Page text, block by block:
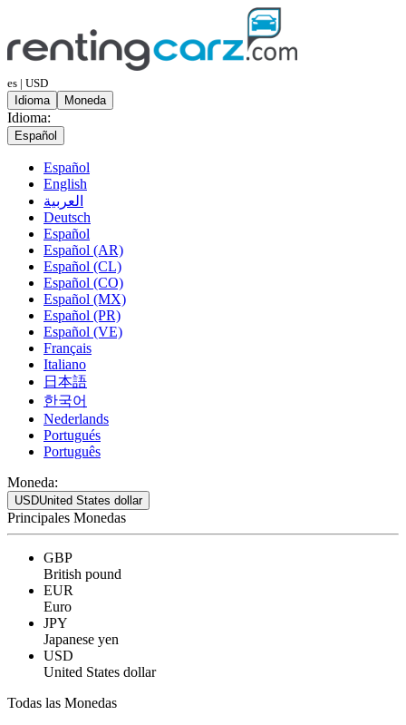
es | USD
Idioma
Moneda
Idioma:
Español
Español
English
العربية
Deutsch
Español
Español (AR)
Español (CL)
Español (CO)
Español (MX)
Español (PR)
Español (VE)
Français
Italiano
日本語
한국어
Nederlands
Portugués
Português
Moneda:
USDUnited States dollar
Principales Monedas
GBP
British pound
EUR
Euro
JPY
Japanese yen
USD
United States dollar
Todas las Monedas